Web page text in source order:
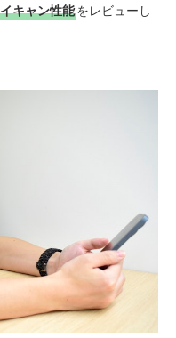
キャン性能をレビューし